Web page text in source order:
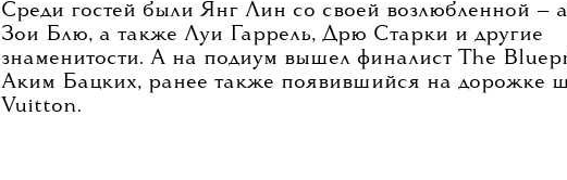
Среди гостей были Янг Лин со своей возлюбленной —
Зои Блю, а также Луи Гаррель, Дрю Старки и другие
знаменитости. А на подиум вышел финалист The
Аким Бацких, ранее также появившийся на дорожке
Vuitton.